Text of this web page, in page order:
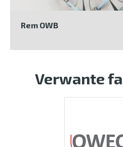
Rem OWB
Verwante